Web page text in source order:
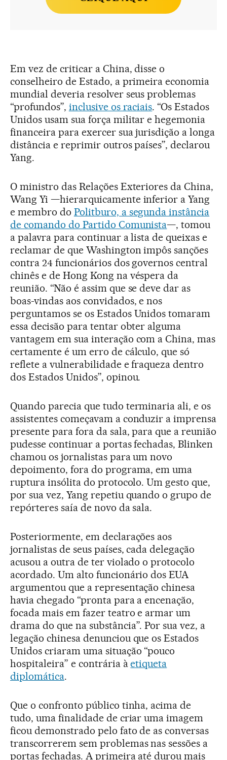
Em vez de criticar a China, disse o
conselheiro de Estado, a primeira economia
mundial deveria resolver seus problemas
“profundos”, inclusive os raciais. “Os Estados
Unidos usam sua força militar e hegemonia
financeira para exercer sua jurisdição a longa
distância e reprimir outros países”, declarou
Yang.
O ministro das Relações Exteriores da China,
Wang Yi —hierarquicamente inferior a Yang
e membro do Politburo, a segunda instância
de comando do Partido Comunista—, tomou
a palavra para continuar a lista de queixas e
reclamar de que Washington impôs sanções
contra 24 funcionários dos governos central
chinês e de Hong Kong na véspera da
reunião. “Não é assim que se deve dar as
boas-vindas aos convidados, e nos
perguntamos se os Estados Unidos tomaram
essa decisão para tentar obter alguma
vantagem em sua interação com a China, mas
certamente é um erro de cálculo, que só
reflete a vulnerabilidade e fraqueza dentro
dos Estados Unidos”, opinou.
Quando parecia que tudo terminaria ali, e os
assistentes começavam a conduzir a imprensa
presente para fora da sala, para que a reunião
pudesse continuar a portas fechadas, Blinken
chamou os jornalistas para um novo
depoimento, fora do programa, em uma
ruptura insólita do protocolo. Um gesto que,
por sua vez, Yang repetiu quando o grupo de
repórteres saía de novo da sala.
Posteriormente, em declarações aos
jornalistas de seus países, cada delegação
acusou a outra de ter violado o protocolo
acordado. Um alto funcionário dos EUA
argumentou que a representação chinesa
havia chegado “pronta para a encenação,
focada mais em fazer teatro e armar um
drama do que na substância”. Por sua vez, a
legação chinesa denunciou que os Estados
Unidos criaram uma situação “pouco
hospitaleira” e contrária àetiqueta
diplomática.
Que o confronto público tinha, acima de
tudo, uma finalidade de criar uma imagem
ficou demonstrado pelo fato de as conversas
transcorrerem sem problemas nas sessões a
portas fechadas. A primeira até durou mais